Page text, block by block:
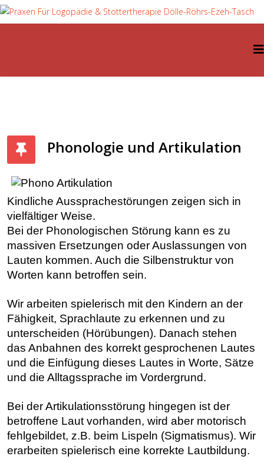
Phonologie und Artikulation
Kindliche Aussprachestörungen zeigen sich in
vielfältiger Weise.
Bei der Phonologischen Störung kann es zu
massiven Ersetzungen oder Auslassungen von
Lauten kommen. Auch die Silbenstruktur von
Worten kann betroffen sein.
Wir arbeiten spielerisch mit den Kindern an der
Fähigkeit, Sprachlaute zu erkennen und zu
unterscheiden (Hörübungen). Danach stehen
das Anbahnen des korrekt gesprochenen Lautes
und die Einfügung dieses Lautes in Worte, Sätze
und die Alltagssprache im Vordergrund.
Bei der Artikulationsstörung hingegen ist der
betroffene Laut vorhanden, wird aber motorisch
fehlgebildet, z.B. beim Lispeln (Sigmatismus). Wir
erarbeiten spielerisch eine korrekte Lautbildung.